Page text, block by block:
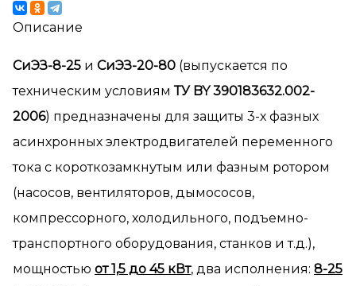
Описание
СиЭЗ-8-25 и СиЭЗ-20-80 (выпускается по
техническим условиямТУ BY 390183632.002-
2006) предназначены для защиты 3-х фазных
асинхронных электродвигателей переменного
тока с короткозамкнутым или фазным ротором
(насосов, вентиляторов, дымососов,
компрессорного, холодильного, подъемно-
транспортного оборудования, станков и т.д.),
мощностью от 1,5 до 45 кВт, два исполнения: 8-25